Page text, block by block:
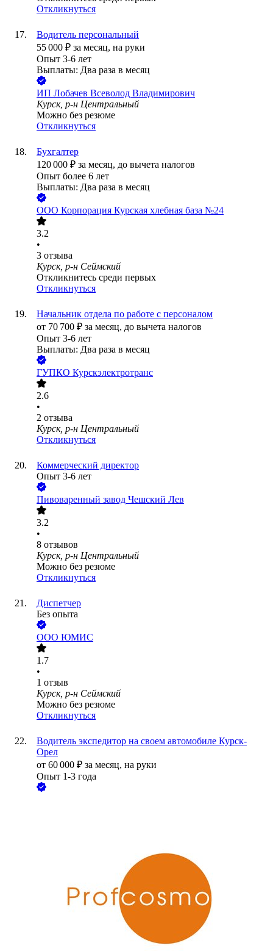
Откликнуться
Водитель персональный
55 000 ₽ за месяц, на руки
Опыт 3-6 лет
Выплаты: Два раза в месяц
ИП Лобачев Всеволод Владимирович
Курск, р-н Центральный
Можно без резюме
Откликнуться
Бухгалтер
120 000 ₽ за месяц, до вычета налогов
Опыт более 6 лет
Выплаты: Два раза в месяц
ООО Корпорация Курская хлебная база №24
3.2
•
3 отзыва
Курск, р-н Сеймский
Откликнитесь среди первых
Откликнуться
Начальник отдела по работе с персоналом
от 70 700 ₽ за месяц, до вычета налогов
Опыт 3-6 лет
Выплаты: Два раза в месяц
ГУПКО Курскэлектротранс
2.6
•
2 отзыва
Курск, р-н Центральный
Откликнуться
Коммерческий директор
Опыт 3-6 лет
Пивоваренный завод Чешский Лев
3.2
•
8 отзывов
Курск, р-н Центральный
Можно без резюме
Откликнуться
Диспетчер
Без опыта
ООО ЮМИС
1.7
•
1 отзыв
Курск, р-н Сеймский
Можно без резюме
Откликнуться
Водитель экспедитор на своем автомобиле Курск-
Орел
от 60 000 ₽ за месяц, на руки
Опыт 1-3 года